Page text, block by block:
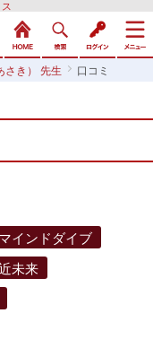
さき） 先生 口コミ
インドダイブ
未来